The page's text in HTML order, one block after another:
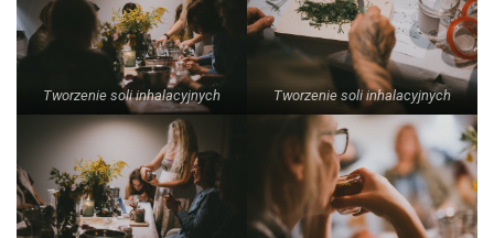
Tworzenie soli inhalacyjnych Tworzenie soli inhalacyjnych